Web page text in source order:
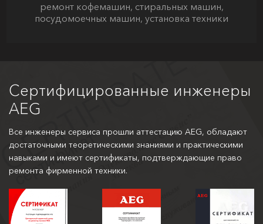
ремонт кофемашин, стиральных машин,
посудомоечных машин, установка техники
Сертифицированные инженеры
AEG
Все инженеры сервиса прошли аттестацию AEG, обладают
достаточными теоретическими знаниями и практическими
навыками и имеют сертификаты, подтверждающие право
ремонта фирменной техники.